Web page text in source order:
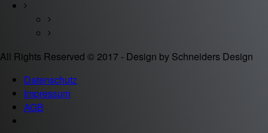
All Rights Reserved © 2017 - Design by Schneiders Design
Datenschutz
Impressum
AGB